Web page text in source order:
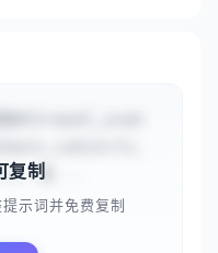
，整...
复制
示词并免费复制